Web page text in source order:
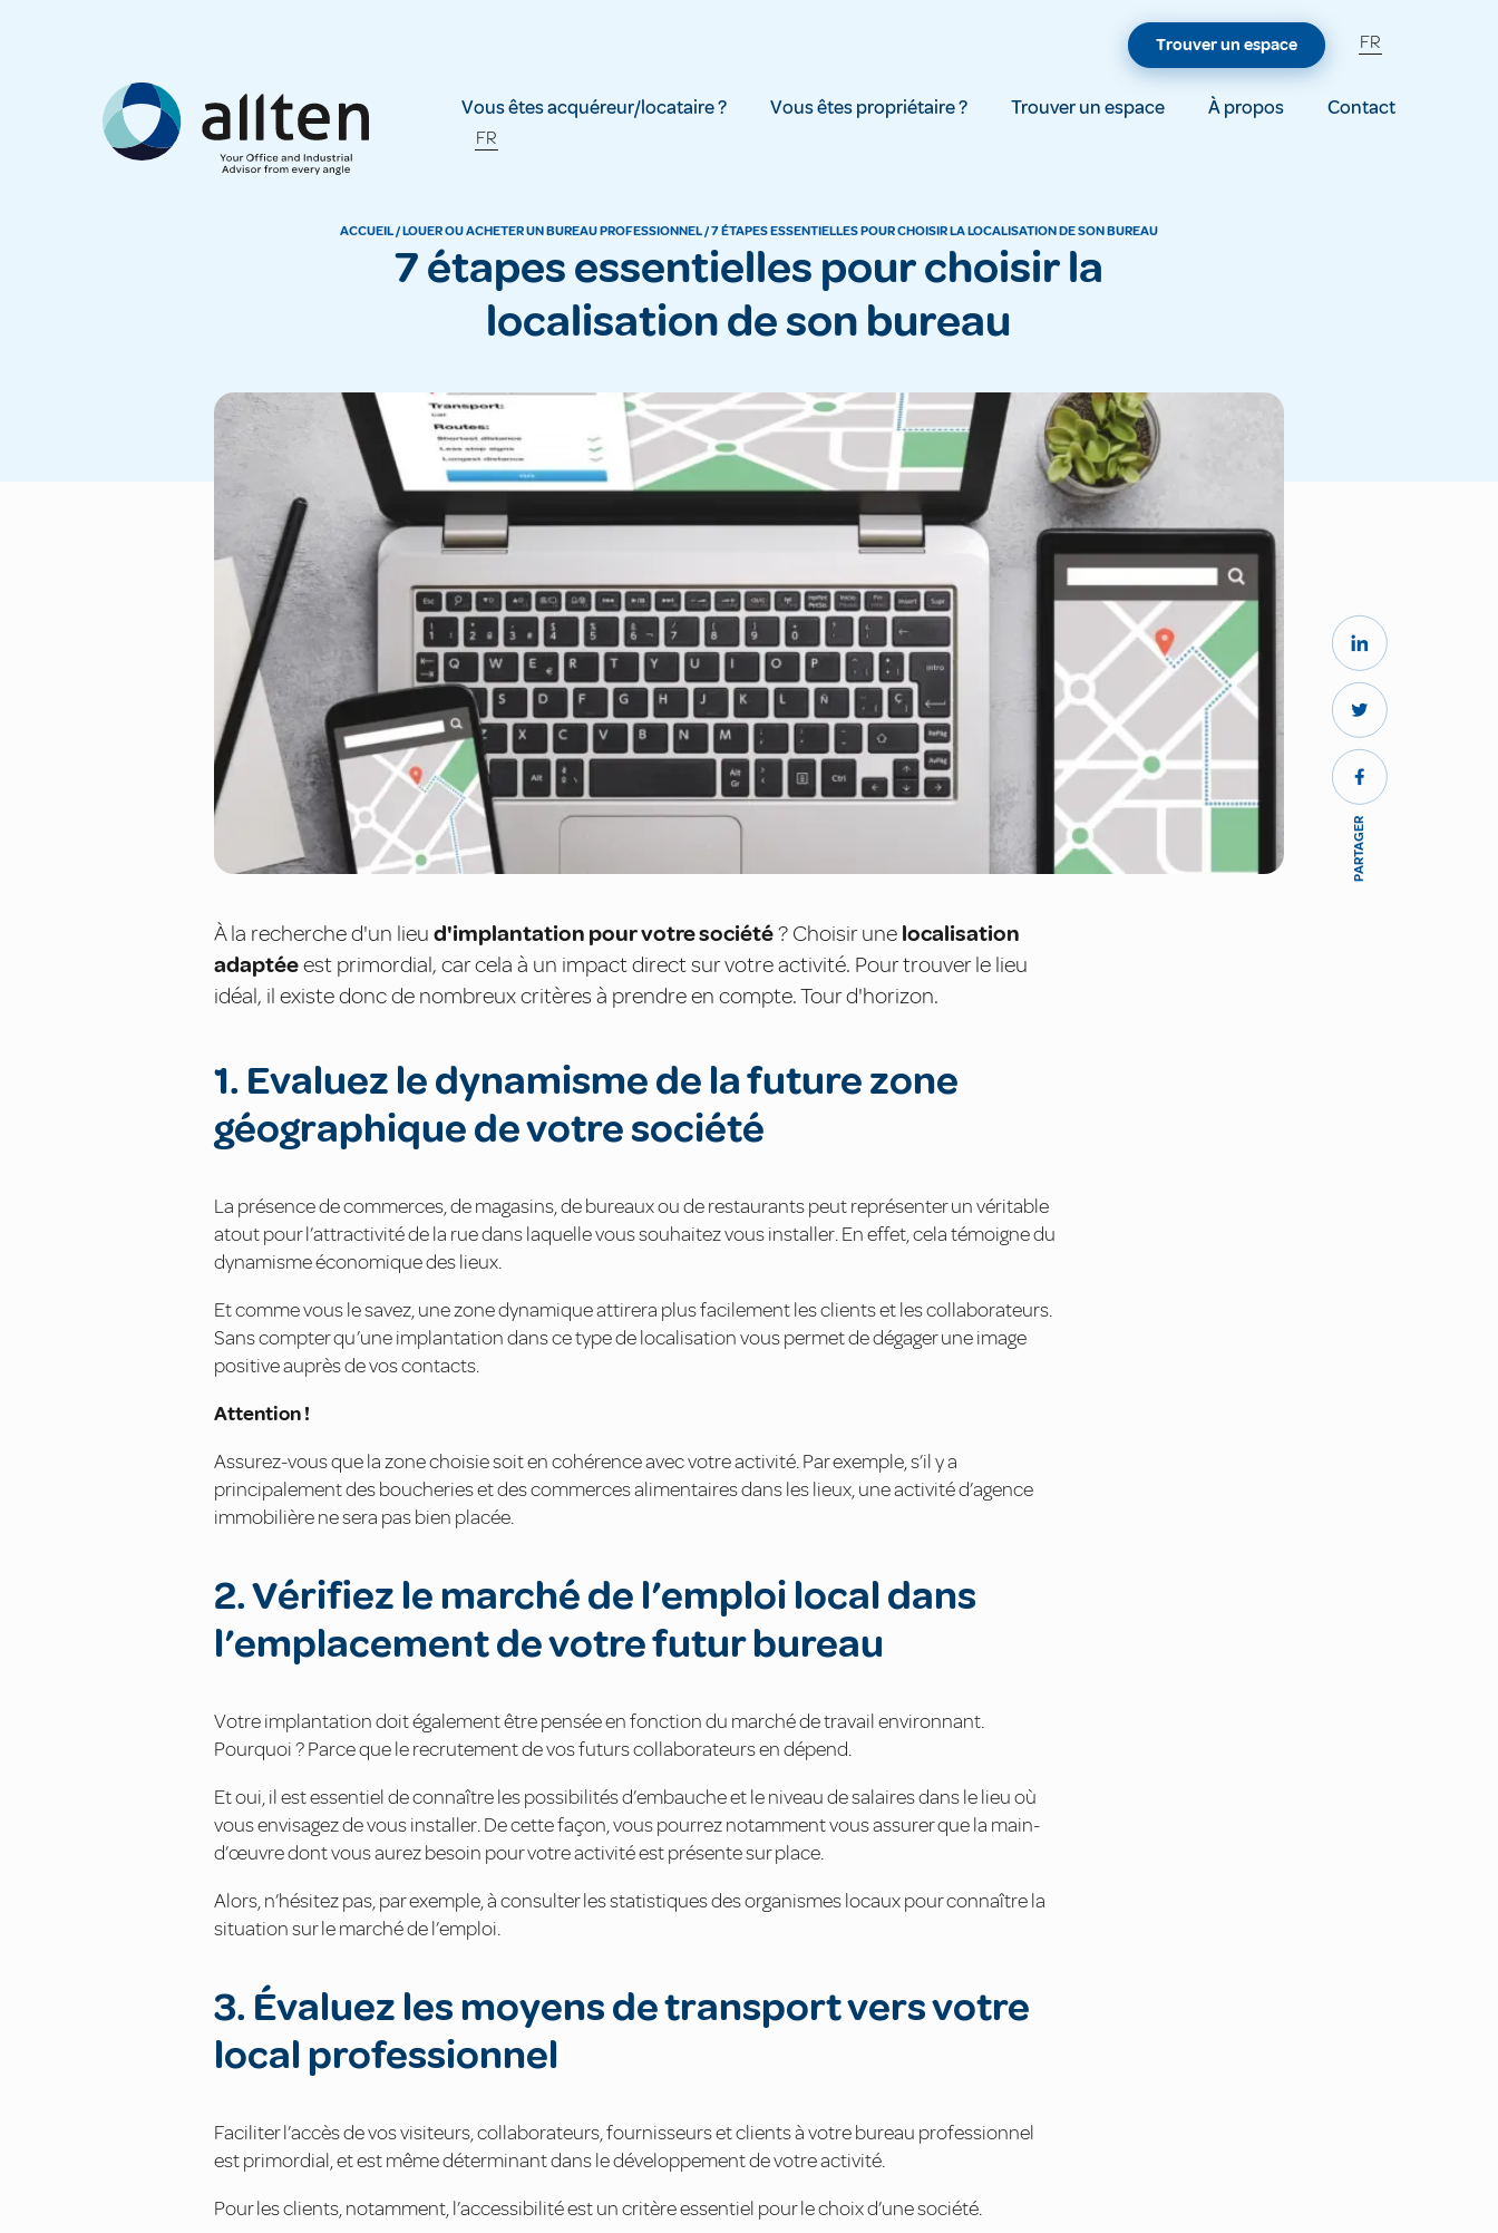
Allten
Vous êtes acquéreur/locataire ? Vous êtes propriétaire ? Trouver un espace À propos
Contact
FR
Trouver un espace FR
ACCUEIL/LOUER OU ACHETER UN BUREAU PROFESSIONNEL/7 ÉTAPES ESSENTIELLES POUR CHOISIR LA LOCALISATION DE SON BUREAU
7 étapes essentielles pour choisir la
localisation de son bureau
PARTAGER
À la recherche d'un lieu d'implantation pour votre société? Choisir une localisation
adaptéeest primordial, car cela à un impact direct sur votre activité. Pour trouver le lieu
idéal, il existe donc de nombreux critères à prendre en compte. Tour d'horizon.
1. Evaluez le dynamisme de la future zone
géographique de votre société
La présence de commerces, de magasins, de bureaux ou de restaurants peut représenter un véritable
atout pour l’attractivité de la rue dans laquelle vous souhaitez vous installer. En effet, cela témoigne du
dynamisme économique des lieux.
Et comme vous le savez, une zone dynamique attirera plus facilement les clients et les collaborateurs.
Sans compter qu’une implantation dans ce type de localisation vous permet de dégager une image
positive auprès de vos contacts.
Attention !
Assurez-vous que la zone choisie soit en cohérence avec votre activité. Par exemple, s’il y a
principalement des boucheries et des commerces alimentaires dans les lieux, une activité d’agence
immobilière ne sera pas bien placée.
2. Vérifiez le marché de l’emploi local dans
l’emplacement de votre futur bureau
Votre implantation doit également être pensée en fonction du marché de travail environnant.
Pourquoi ? Parce que le recrutement de vos futurs collaborateurs en dépend.
Et oui, il est essentiel de connaître les possibilités d’embauche et le niveau de salaires dans le lieu où
vous envisagez de vous installer. De cette façon, vous pourrez notamment vous assurer que la main-
d’œuvre dont vous aurez besoin pour votre activité est présente sur place.
Alors, n’hésitez pas, par exemple, à consulter les statistiques des organismes locaux pour connaître la
situation sur le marché de l’emploi.
3. Évaluez les moyens de transport vers votre
local professionnel
Faciliter l’accès de vos visiteurs, collaborateurs, fournisseurs et clients à votre bureau professionnel
est primordial, et est même déterminant dans le développement de votre activité.
Pour les clients, notamment, l’accessibilité est un critère essentiel pour le choix d’une société.